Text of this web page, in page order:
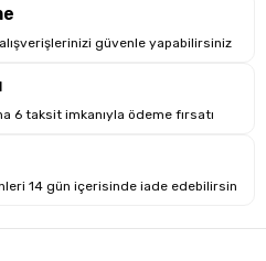
Baskı
ve baskı sırasında mürekkep
verme riski bulunmaz. Yüksek
okuma cihazı ile uyumlu olup,
sağlar. Cihaz, her
güvenle yapabilirsiniz
6 taksit imkanıyla ödeme fırsatı
14 gün içerisinde iade edebilirsin